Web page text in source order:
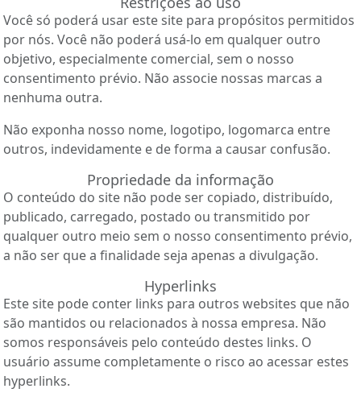
Você só poderá usar este site para propósitos permitidos
por nós. Você não poderá usá-lo em qualquer outro
objetivo, especialmente comercial, sem o nosso
consentimento prévio. Não associe nossas marcas a
nenhuma outra.
Não exponha nosso nome, logotipo, logomarca entre
outros, indevidamente e de forma a causar confusão.
Propriedade da informação
O conteúdo do site não pode ser copiado, distribuído,
publicado, carregado, postado ou transmitido por
qualquer outro meio sem o nosso consentimento prévio,
a não ser que a finalidade seja apenas a divulgação.
Hyperlinks
Este site pode conter links para outros websites que não
são mantidos ou relacionados à nossa empresa. Não
somos responsáveis pelo conteúdo destes links. O
usuário assume completamente o risco ao acessar estes
hyperlinks.